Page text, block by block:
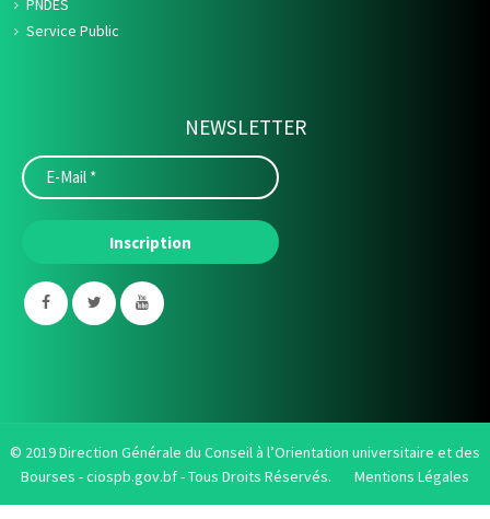
PNDES
Service Public
NEWSLETTER
© 2019 Direction Générale du Conseil à l’Orientation universitaire et des
Bourses -ciospb.gov.bf- Tous Droits Réservés. Mentions Légales